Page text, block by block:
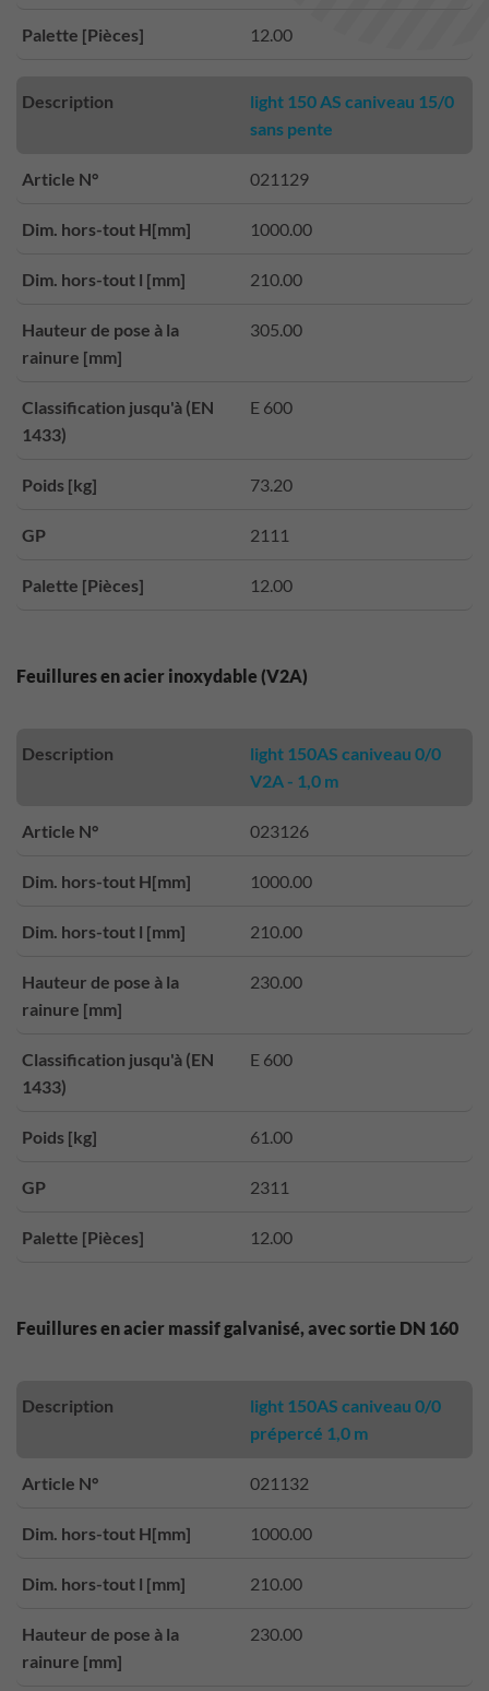
Palette [Pièces] 12.00
Description
light 150 AS caniveau 15/0
sans pente
Article N° 021129
Dim. hors-tout H[mm] 1000.00
Dim. hors-tout l [mm] 210.00
Hauteur de pose à la
rainure [mm]
305.00
Classification jusqu'à (EN
1433)
E 600
Poids [kg] 73.20
GP 2111
Palette [Pièces] 12.00
Feuillures en acier inoxydable (V2A)
Description
light 150AS caniveau 0/0
V2A - 1,0 m
Article N° 023126
Dim. hors-tout H[mm] 1000.00
Dim. hors-tout l [mm] 210.00
Hauteur de pose à la
rainure [mm]
230.00
Classification jusqu'à (EN
1433)
E 600
Poids [kg] 61.00
GP 2311
Palette [Pièces] 12.00
Feuillures en acier massif galvanisé, avec sortie DN 160
Description
light 150AS caniveau 0/0
prépercé 1,0 m
Article N° 021132
Dim. hors-tout H[mm] 1000.00
Dim. hors-tout l [mm] 210.00
Hauteur de pose à la
rainure [mm]
230.00